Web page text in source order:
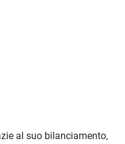
al suo bilanciamento,